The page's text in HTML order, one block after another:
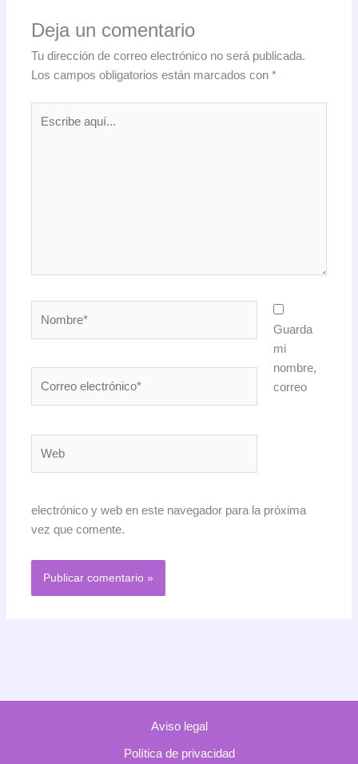
Deja un comentario
Tu dirección de correo electrónico no será publicada.
Los campos obligatorios están marcados con*
Guarda
mi
nombre,
correo
electrónico y web en este navegador para la próxima
vez que comente.
Aviso legal
Política de privacidad